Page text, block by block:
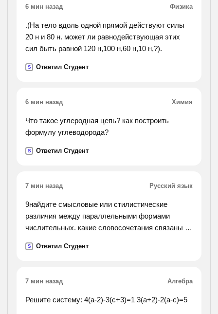
6 мин назад Физика
.(На тело вдоль одной прямой действуют силы
20 н и 80 н. может ли равнодействующая этих
сил быть равной 120 н,100 н,60 н,10 н,?).
S Ответил Студент
6 мин назад Химия
Что такое углеродная цепь? как построить
формулу углеводорода?
S Ответил Студент
7 мин назад Русский язык
9найдите смысловые или стилистические
различия между параллельными формами
числительных. какие словосочетания связаны с
трое солдат — три солдата, четверо девушек —
профессоров — два профессора, к обоим
друзьям — к двум друзьям,
S Ответил Студент
7 мин назад Алгебра
Решите систему: 4(a-2)-3(c+3)=1 3(a+2)-2(a-c)=5